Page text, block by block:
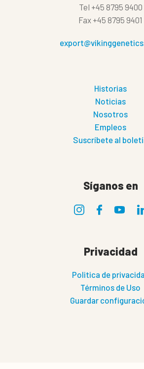
Tel +45 8795 9400
Fax +45 8795 9401
Historias
Noticias
Nosotros
Empleos
Suscríbete al
Síganos en
Privacidad
Politica de
Términos de Uso
Guardar